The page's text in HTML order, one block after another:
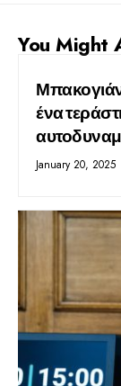
You Might
ένα
January 20, 2025